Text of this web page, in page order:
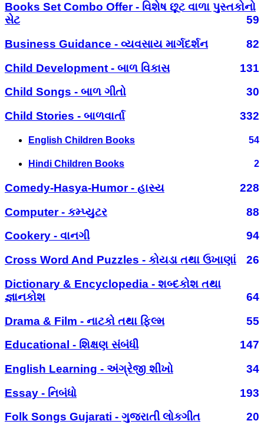
Books Set Combo Offer - વિશેષ છૂટ વાળા પુસ્તકોનો
સેટ
59
Business Guidance - વ્યવસાય માર્ગદર્શન
82
Child Development - બાળ વિકાસ
131
Child Songs - બાળ ગીતો
30
Child Stories - બાળવાર્તા
332
English Children Books 54
Hindi Children Books 2
Comedy-Hasya-Humor - હાસ્ય
228
Computer - કમ્પ્યુટર
88
Cookery - વાનગી
94
Cross Word And Puzzles - કોયડા તથા ઉખાણાં
26
Dictionary & Encyclopedia - શબ્દકોશ તથા
જ્ઞાનકોશ
64
Drama & Film - નાટકો તથા ફિલ્મ
55
Educational - શિક્ષણ સંબંધી
147
English Learning - અંગ્રેજી શીખો
34
Essay - નિબંધો
193
Folk Songs Gujarati - ગુજરાતી લોકગીત
20